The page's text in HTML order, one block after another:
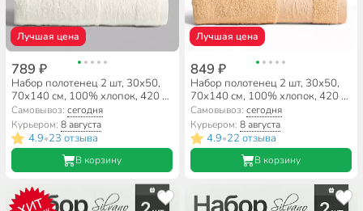
Лучшая цена
789 ₽
Набор полотенец 2 шт, 30х50,
70х140 см, 100% хлопок, 420 г/
м2, Silvano, Аврора, молочный,
Узбекистан
Самовывоз:сегодня
Курьером:8 августа
4.9•23 отзыва
В корзину
Лучшая цена
849 ₽
Набор полотенец 2 шт, 30х50,
70х140 см, 100% хлопок, 420 г/
м2, Silvano, Аврора, персик,
Узбекистан
Самовывоз: сегодня
Курьером: 8 августа
4.9•22 отзыва
В корзину